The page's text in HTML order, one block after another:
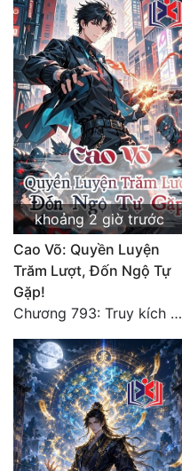
Vô Địch Lưu
Xây Dựng Thế Lực
Đam Mỹ
Đẹp
Đẹp Hiệp
Tính Cách Nhân Vật :
Cơ Trí
Sát Phạt Quyết Đoán
Vô Sỉ
Điềm Đạm
khoảng 2 giờ trước
Cao Võ: Quyền Luyện
Trăm Lượt, Đốn Ngộ Tự
Gặp!
Chương 793: Truy kích (2)